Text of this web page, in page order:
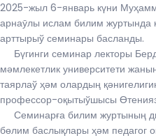
2025-жыл 6-январь күни
арнаӯлы ислам билим журтында
арттырыў семинары басланды.
Бүгинги семинар лекторы
мәмлекетлик университети
таярлаў ҳәм олардың
профессор-оқытыўшысы
Семинарға билим журтының
бөлим баслықлары ҳәм педагог